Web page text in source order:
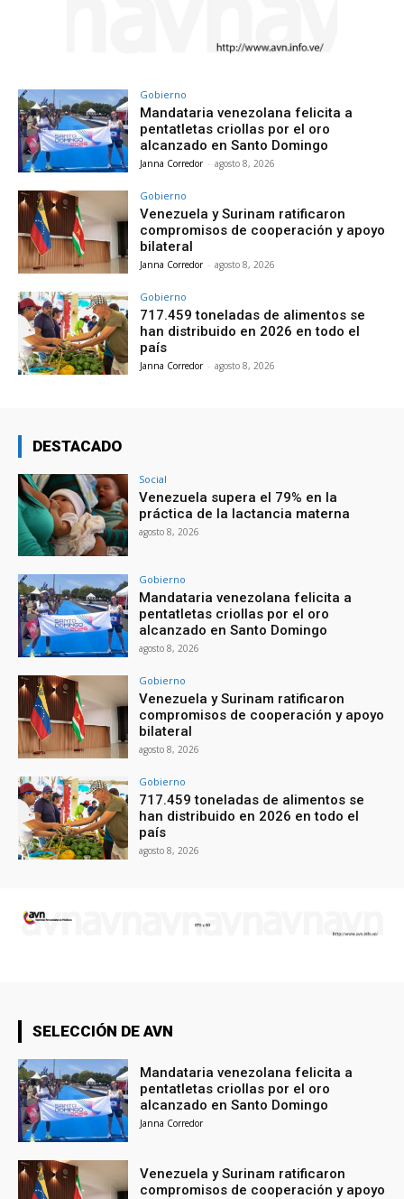
Gobierno
Mandataria venezolana felicita a
pentatletas criollas por el oro
alcanzado en Santo Domingo
Janna Corredor - agosto 8, 2026
Gobierno
Venezuela y Surinam ratificaron
compromisos de cooperación y apoyo
bilateral
Janna Corredor - agosto 8, 2026
Gobierno
717.459 toneladas de alimentos se
han distribuido en 2026 en todo el
país
Janna Corredor - agosto 8, 2026
DESTACADO
Social
Venezuela supera el 79% en la
práctica de la lactancia materna
agosto 8, 2026
Gobierno
Mandataria venezolana felicita a
pentatletas criollas por el oro
alcanzado en Santo Domingo
agosto 8, 2026
Gobierno
Venezuela y Surinam ratificaron
compromisos de cooperación y apoyo
bilateral
agosto 8, 2026
Gobierno
717.459 toneladas de alimentos se
han distribuido en 2026 en todo el
país
agosto 8, 2026
SELECCIÓN DE AVN
Mandataria venezolana felicita a
pentatletas criollas por el oro
alcanzado en Santo Domingo
Janna Corredor
Venezuela y Surinam ratificaron
compromisos de cooperación y apoyo